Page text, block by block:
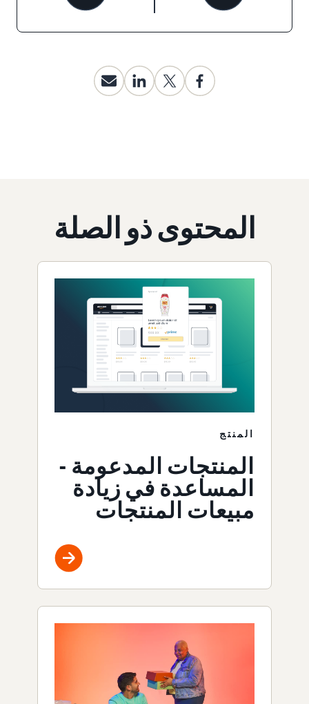
المحتوى ذو الصلة
المنتج
المنتجات المدعومة -
المساعدة في زيادة
مبيعات المنتجات